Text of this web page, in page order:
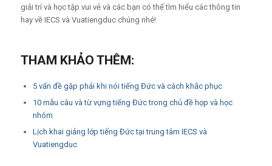
giải trí và học tập vui vẻ và các bạn có thể tìm hiểu các thông tin
hay về IECS và Vuatiengduc chúng nhé!
THAM KHẢO THÊM:
5 vấn đề gặp phải khi nói tiếng Đức và cách khắc phục
10 mẫu câu và từ vựng tiếng Đức trong chủ đề họp và học
nhóm
Lịch khai giảng lớp tiếng Đức tại trung tâm IECS và
Vuatiengduc